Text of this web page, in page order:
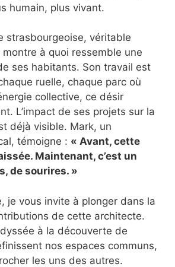
humain, plus vivant.
strasbourgeoise, véritable
à quoi ressemble une
ses habitants. Son travail est
ruelle, chaque parc où
collective, ce désir
L’impact de ses projets sur la
déjà visible. Mark, un
témoigne : « Avant, cette
Maintenant, c’est un
de sourires. »
je vous invite à plonger dans la
de cette architecte.
à la découverte de
nos espaces communs,
les uns des autres.